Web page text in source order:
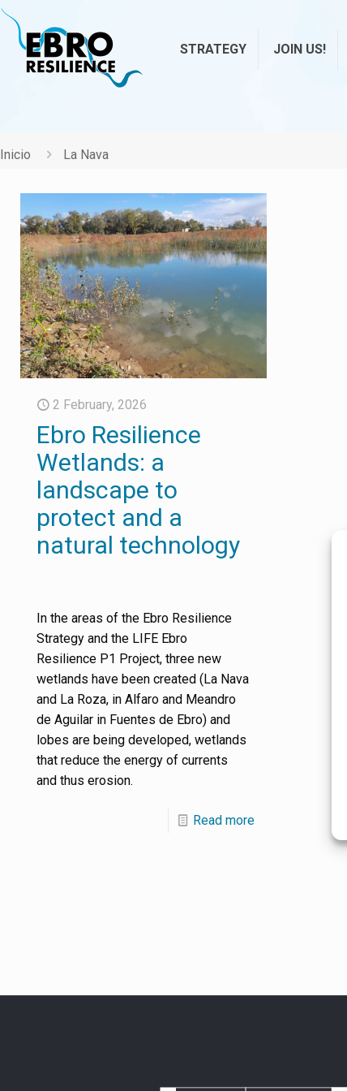
STRATEGY JOIN US!
Inicio La Nava
2 February, 2026
Ebro Resilience
Wetlands: a
landscape to
protect and a
natural technology
In the areas of the Ebro Resilience
Strategy and the LIFE Ebro
Resilience P1 Project, three new
wetlands have been created (La Nava
and La Roza, in Alfaro and Meandro
de Aguilar in Fuentes de Ebro) and
lobes are being developed, wetlands
that reduce the energy of currents
and thus erosion.
Read more